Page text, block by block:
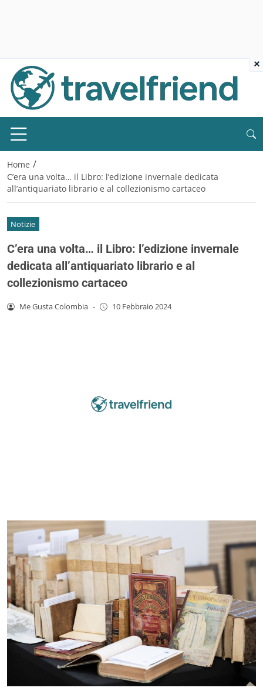
Home /
C’era una volta… il Libro: l’edizione invernale dedicata
all’antiquariato librario e al collezionismo cartaceo
Notizie
C’era una volta… il Libro: l’edizione invernale
dedicata all’antiquariato librario e al
collezionismo cartaceo
Me Gusta Colombia - 10 Febbraio 2024
×